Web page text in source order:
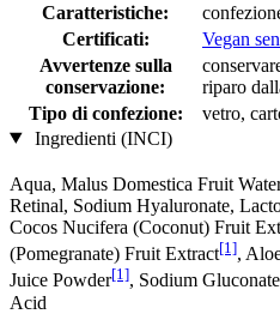
Caratteristiche:
Certificati:
Vegan
Avvertenze sulla
conservazione:
riparo
Tipo di confezione:
vetro,
Ingredienti (INCI)
Aqua, Malus Domestica Fruit
Retinal, Sodium Hyaluronate,
Cocos Nucifera (Coconut) Fruit
(Pomegranate) Fruit Extract[1],
Juice Powder[1], Sodium
Acid